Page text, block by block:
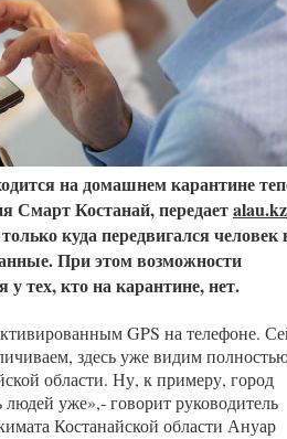
на домашнем карантине
Смарт Костанай, передаетalau.kz
куда передвигался человек
При этом возможности
у тех, кто на карантине, нет.
GPS на телефоне.
здесь уже видим
области. Ну, к примеру, город
уже»,- говорит руководитель
Костанайской области Ануар